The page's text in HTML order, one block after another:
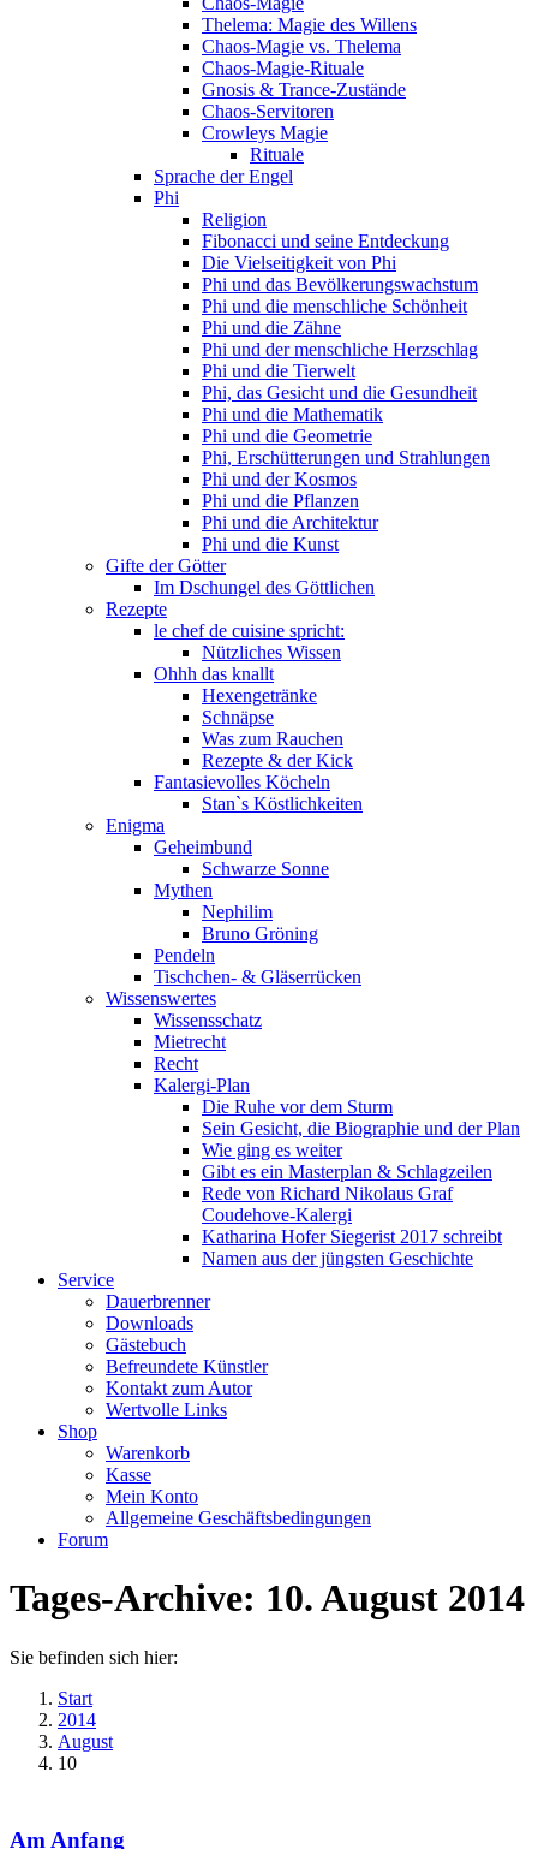
Thelema: Magie des Willens
Chaos-Magie vs. Thelema
Chaos-Magie-Rituale
Gnosis & Trance-Zustände
Chaos-Servitoren
Crowleys Magie
Rituale
Sprache der Engel
Phi
Religion
Fibonacci und seine Entdeckung
Die Vielseitigkeit von Phi
Phi und das Bevölkerungswachstum
Phi und die menschliche Schönheit
Phi und die Zähne
Phi und der menschliche Herzschlag
Phi und die Tierwelt
Phi, das Gesicht und die Gesundheit
Phi und die Mathematik
Phi und die Geometrie
Phi, Erschütterungen und Strahlungen
Phi und der Kosmos
Phi und die Pflanzen
Phi und die Architektur
Phi und die Kunst
Gifte der Götter
Im Dschungel des Göttlichen
Rezepte
le chef de cuisine spricht:
Nützliches Wissen
Ohhh das knallt
Hexengetränke
Schnäpse
Was zum Rauchen
Rezepte & der Kick
Fantasievolles Köcheln
Stan`s Köstlichkeiten
Enigma
Geheimbund
Schwarze Sonne
Mythen
Nephilim
Bruno Gröning
Pendeln
Tischchen- & Gläserrücken
Wissenswertes
Wissensschatz
Mietrecht
Recht
Kalergi-Plan
Die Ruhe vor dem Sturm
Sein Gesicht, die Biographie und der Plan
Wie ging es weiter
Gibt es ein Masterplan & Schlagzeilen
Rede von Richard Nikolaus Graf
Coudehove-Kalergi
Katharina Hofer Siegerist 2017 schreibt
Namen aus der jüngsten Geschichte
Service
Dauerbrenner
Downloads
Gästebuch
Befreundete Künstler
Kontakt zum Autor
Wertvolle Links
Shop
Warenkorb
Kasse
Mein Konto
Allgemeine Geschäftsbedingungen
Forum
Tages-Archive: 10. August 2014
Sie befinden sich hier:
Start
2014
August
10
Am Anfang